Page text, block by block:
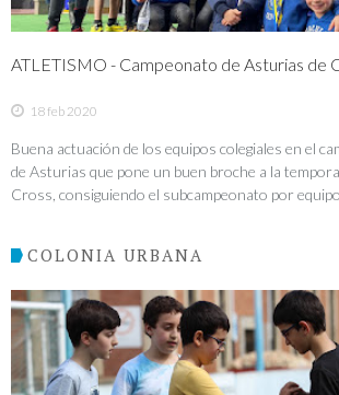
ATLETISMO - Campeonato de Asturias de
18 feb 2020
Buena actuación de los equipos colegiales en el
de Asturias que pone un buen broche a la
Cross, consiguiendo el subcampeonato por
COLONIA URBANA